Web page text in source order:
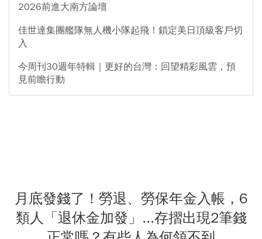
2026前進大南方論壇
佳世達集團艦隊無人機小隊起飛！鎖定美日頂級客戶切
入
今周刊30週年特輯｜更好的台灣：回望精彩風雲，預
見前瞻行動
月底發錢了！勞退、勞保年金入帳，6
類人「退休金加發」...存摺出現2筆錢